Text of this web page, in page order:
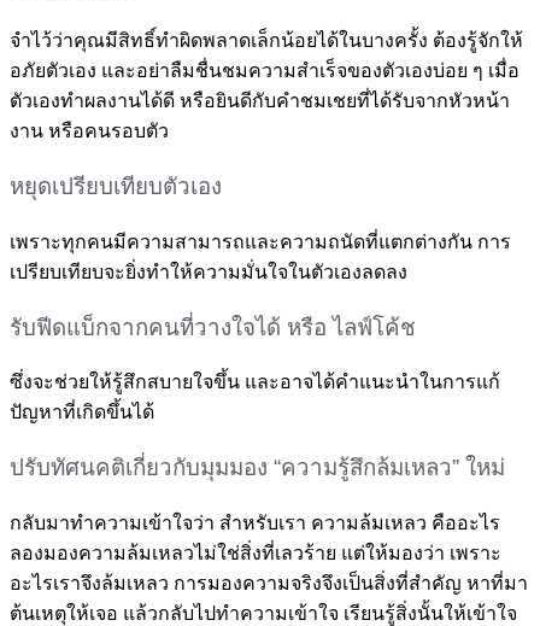
จำไว้ว่าคุณมีสิทธิ์ทำผิดพลาดเล็กน้อยได้ในบางครั้ง ต้องรู้จักให้
อภัยตัวเอง และอย่าลืมชื่นชมความสำเร็จของตัวเองบ่อย ๆ เมื่อ
ตัวเองทำผลงานได้ดี หรือยินดีกับคำชมเชยที่ได้รับจากหัวหน้า
งาน หรือคนรอบตัว
หยุดเปรียบเทียบตัวเอง
เพราะทุกคนมีความสามารถและความถนัดที่แตกต่างกัน การ
เปรียบเทียบจะยิ่งทำให้ความมั่นใจในตัวเองลดลง
รับฟีดแบ็กจากคนที่วางใจได้ หรือ ไลฟ์โค้ช
ซึ่งจะช่วยให้รู้สึกสบายใจขึ้น และอาจได้คำแนะนำในการแก้
ปัญหาที่เกิดขึ้นได้
ปรับทัศนคติเกี่ยวกับมุมมอง “ความรู้สึกล้มเหลว” ใหม่
กลับมาทำความเข้าใจว่า สำหรับเรา ความล้มเหลว คืออะไร
ลองมองความล้มเหลวไม่ใช่สิ่งที่เลวร้าย แต่ให้มองว่า เพราะ
อะไรเราจึงล้มเหลว การมองความจริงจึงเป็นสิ่งที่สำคัญ หาที่มา
ต้นเหตุให้เจอ แล้วกลับไปทำความเข้าใจ เรียนรู้สิ่งนั้นให้เข้าใจ